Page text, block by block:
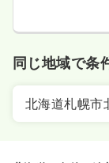
同じ地域で条
北海道札幌市